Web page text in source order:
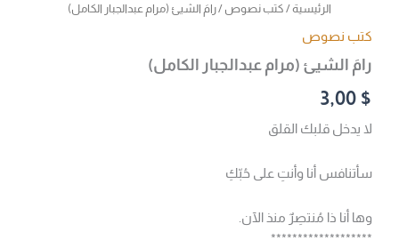
الرئيسية/ كتب نصوص / رامَ الشيئ (مرام عبدالجبار الكامل)
كتب نصوص
رامَ الشيئ (مرام عبدالجبار الكامل)
3,00 $
لا يدخل قلبك القلق
سأتنافس أنا وأنتِ على حُبّكِ
وها أنا ذا مُنتصِرٌ منذ الآن.
*******************